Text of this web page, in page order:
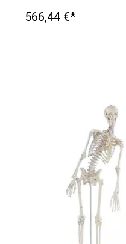
566,44 €*